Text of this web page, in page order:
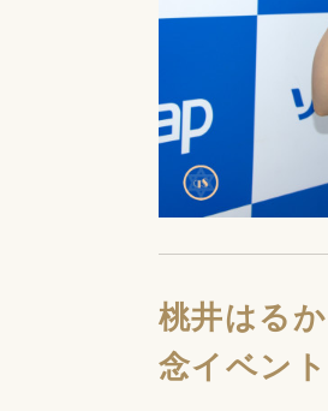
桃井はる
念イベン